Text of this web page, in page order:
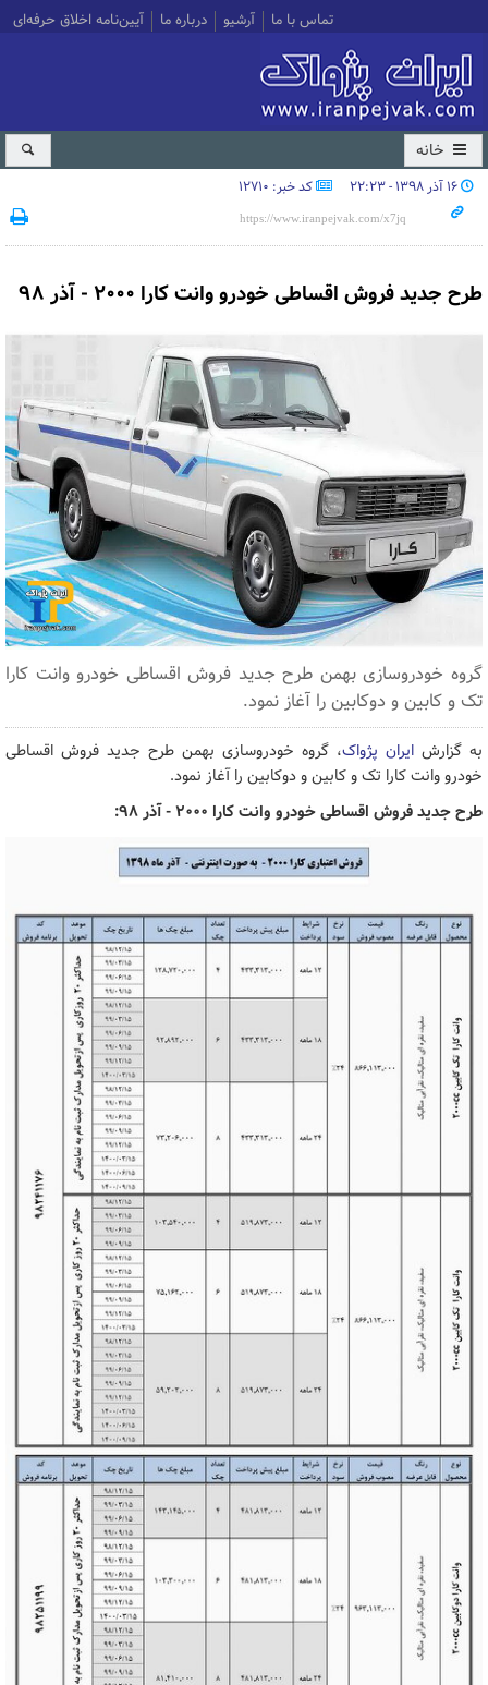
تماس با ما آرشیو درباره ما آیین‌نامه اخلاق حرفه‌ای
خانه
۱۶ آذر ۱۳۹۸ - ۲۲:۲۳ کد خبر: 12710
طرح جدید فروش اقساطی خودرو وانت کارا ۲۰۰۰ - آذر ۹۸
گروه خودروسازی بهمن طرح جدید فروش اقساطی خودرو وانت کارا
تک و کابین و دوکابین را آغاز نمود.
به گزارش ایران پژواک، گروه خودروسازی بهمن طرح جدید فروش اقساطی
خودرو وانت کارا تک و کابین و دوکابین را آغاز نمود.
طرح جدید فروش اقساطی خودرو وانت کارا ۲۰۰۰ - آذر ۹۸: